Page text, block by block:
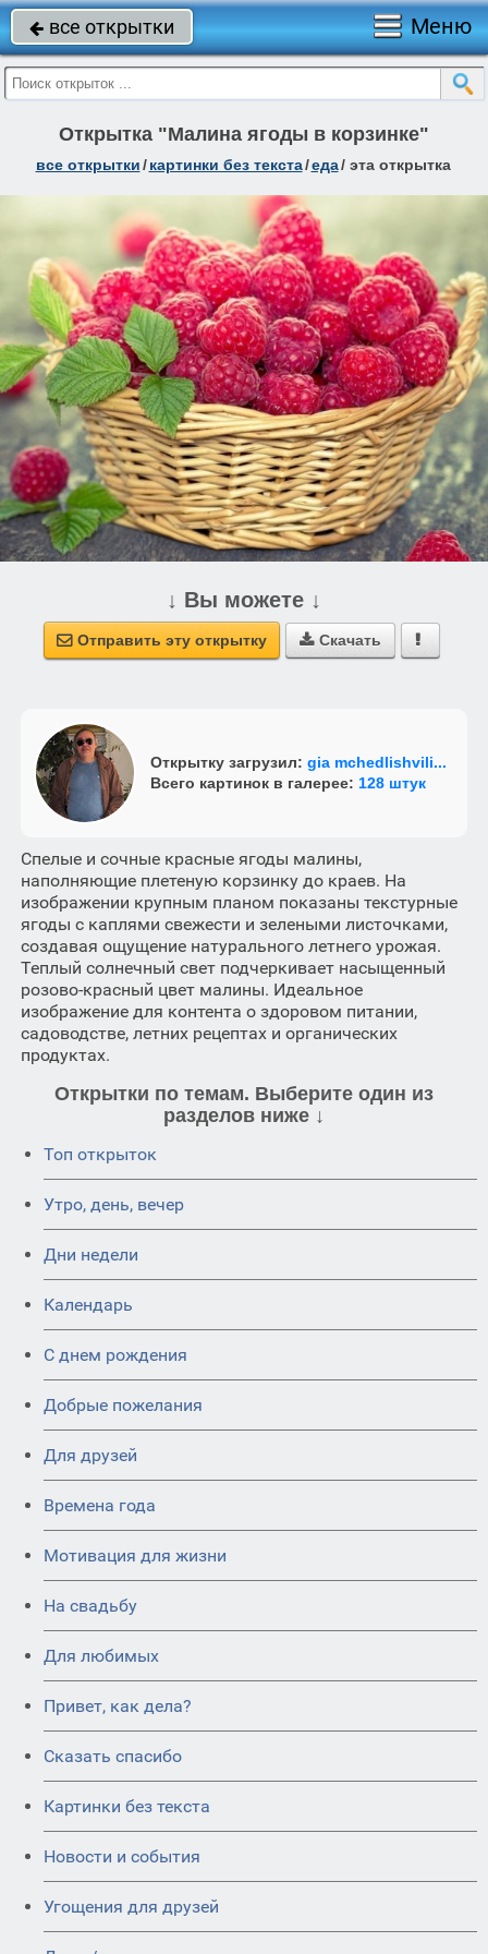
 все открытки Меню
Открытка "Малина ягоды в корзинке"
все открытки/ картинки без текста/еда/ эта открытка
↓ Вы можете ↓
 Отправить эту открытку  Скачать 
Открытку загрузил: gia mchedlishvili...
Всего картинок в галерее: 128 штук
Спелые и сочные красные ягоды малины,
наполняющие плетеную корзинку до краев. На
изображении крупным планом показаны текстурные
ягоды с каплями свежести и зелеными листочками,
создавая ощущение натурального летнего урожая.
Теплый солнечный свет подчеркивает насыщенный
розово-красный цвет малины. Идеальное
изображение для контента о здоровом питании,
садоводстве, летних рецептах и органических
продуктах.
Открытки по темам. Выберите один из
разделов ниже ↓
Топ открыток
Утро, день, вечер
Дни недели
Календарь
C днем рождения
Добрые пожелания
Для друзей
Времена года
Мотивация для жизни
На свадьбу
Для любимых
Привет, как дела?
Сказать спасибо
Картинки без текста
Новости и события
Угощения для друзей